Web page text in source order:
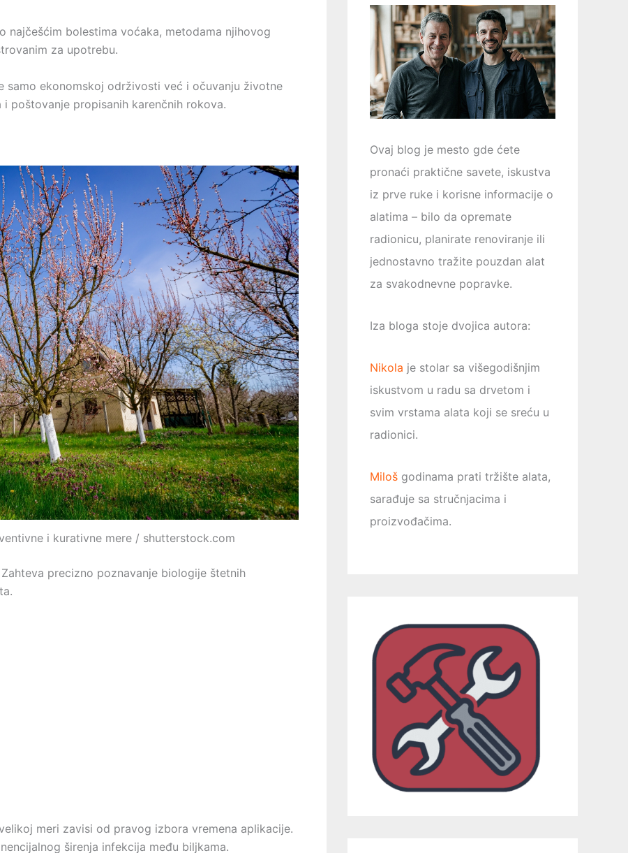
najčešćim bolestima voćaka, metodama njihovog
za upotrebu.
samo ekonomskoj održivosti već i očuvanju životne
poštovanje propisanih karenčnih rokova.
i kurativne mere / shutterstock.com
precizno poznavanje biologije štetnih
meri zavisi od pravog izbora vremena aplikacije.
širenja infekcija među biljkama.
Ovaj blog je mesto gde ćete
pronaći praktične savete, iskustva
iz prve ruke i korisne informacije o
alatima – bilo da opremаtе
radionicu, planirate renoviranje ili
jednostavno tražite pouzdan alat
za svakodnevne popravke.
Iza bloga stoje dvojica autora:
Nikola je stolar sa višegodišnjim
iskustvom u radu sa drvetom i
svim vrstama alata koji se sreću u
radionici.
Miloš godinama prati tržište alata,
sarađuje sa stručnjacima i
proizvođačima.